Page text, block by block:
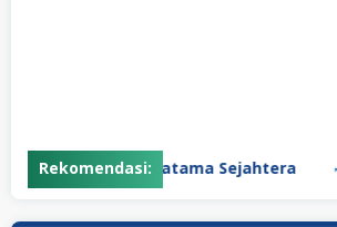
Rekomendasi:
Garuda Daya Pratama Sejahtera